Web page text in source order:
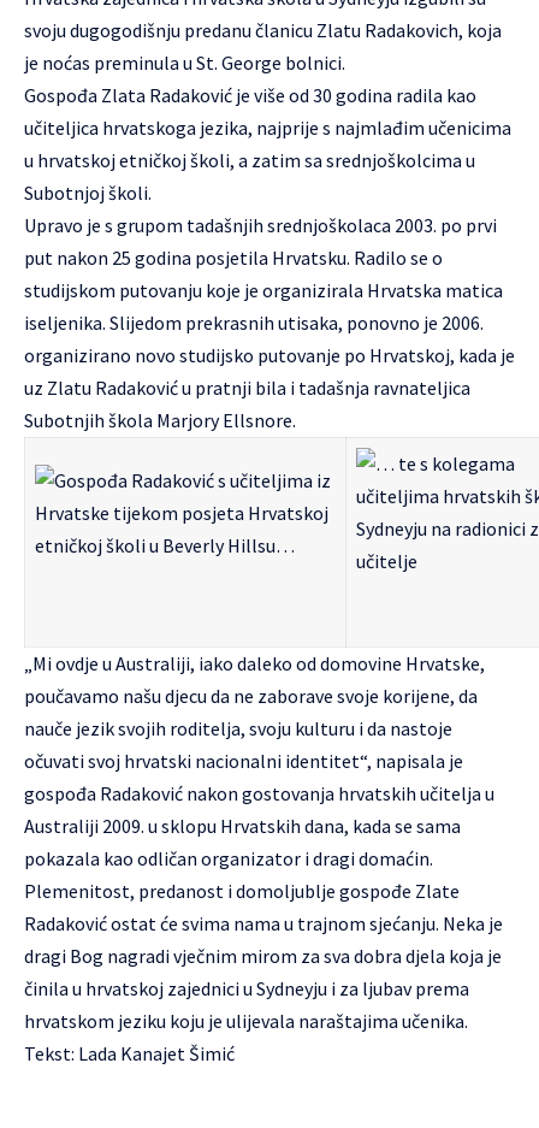
svoju dugogodišnju predanu članicu Zlatu Radakovich, koja
je noćas preminula u St. George bolnici.
Gospođa Zlata Radaković je više od 30 godina radila kao
učiteljica hrvatskoga jezika, najprije s najmlađim učenicima
u hrvatskoj etničkoj školi, a zatim sa srednjoškolcima u
Subotnjoj školi.
Upravo je s grupom tadašnjih srednjoškolaca 2003. po prvi
put nakon 25 godina posjetila Hrvatsku. Radilo se o
studijskom putovanju koje je organizirala Hrvatska matica
iseljenika. Slijedom prekrasnih utisaka, ponovno je 2006.
organizirano novo studijsko putovanje po Hrvatskoj, kada je
uz Zlatu Radaković u pratnji bila i tadašnja ravnateljica
Subotnjih škola Marjory Ellsnore.
„Mi ovdje u Australiji, iako daleko od domovine Hrvatske,
poučavamo našu djecu da ne zaborave svoje korijene, da
nauče jezik svojih roditelja, svoju kulturu i da nastoje
očuvati svoj hrvatski nacionalni identitet“, napisala je
gospođa Radaković nakon gostovanja hrvatskih učitelja u
Australiji 2009. u sklopu Hrvatskih dana, kada se sama
pokazala kao odličan organizator i dragi domaćin.
Plemenitost, predanost i domoljublje gospođe Zlate
Radaković ostat će svima nama u trajnom sjećanju. Neka je
dragi Bog nagradi vječnim mirom za sva dobra djela koja je
činila u hrvatskoj zajednici u Sydneyju i za ljubav prema
hrvatskom jeziku koju je ulijevala naraštajima učenika.
Tekst: Lada Kanajet Šimić